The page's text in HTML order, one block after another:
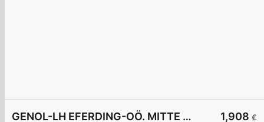
1,908 €
GENOL-LH EFERDING-OÖ. MITTE eGen